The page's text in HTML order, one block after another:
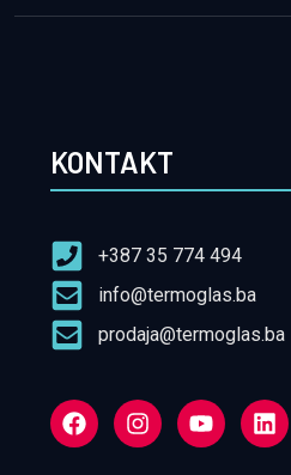
KONTAKT
+387 35 774 494
info@termoglas.ba
prodaja@termoglas.ba